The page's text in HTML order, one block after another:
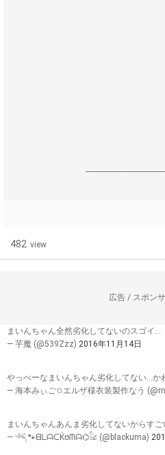
482 view
広告 / スポン
まいんちゃん全然劣化してないのスゴイ…
— 芋魔 (@539Zzz) 2016年11月14日
やっべーなまいんちゃん劣化してない…か
— 海本みぃご✩エルザ様衣装製作なう
まいんちゃんあんま劣化してないからすご
— 𓆈🐾ᗺᒪᗩᑕḰᘮᗰᗩ⌬𓃠 (@blackuma)